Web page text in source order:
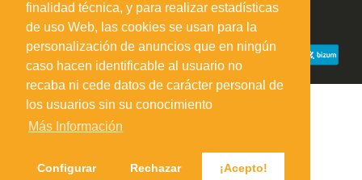
finalidad técnica, y para realizar estadísticas
de uso Web, las cookies se usan para la
personalización de anuncios que en ningún
caso hacen identificable al usuario no
recaba ni cede datos de carácter personal de
los usuarios sin su conocimiento
Más Información
Configurar Rechazar ¡Acepto!
misuperfavorito.com.
© 2026. Todos los derechos reservados.